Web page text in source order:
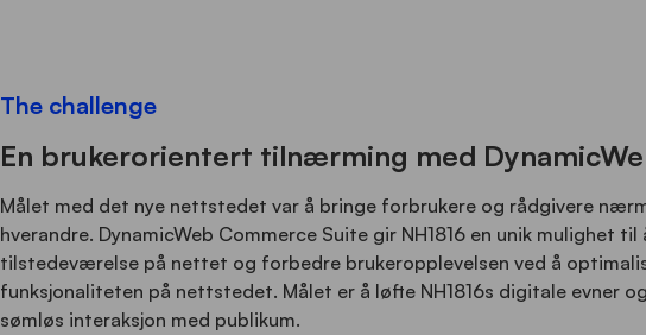
The challenge
En brukerorientert tilnærming med
Målet med det nye nettstedet var å bringe forbrukere og rådgivere
hverandre. DynamicWeb Commerce Suite gir NH1816 en unik mulighet til
tilstedeværelse på nettet og forbedre brukeropplevelsen ved å
funksjonaliteten på nettstedet. Målet er å løfte NH1816s digitale evner
sømløs interaksjon med publikum.